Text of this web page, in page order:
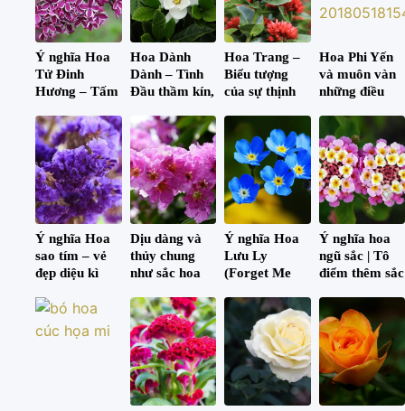
Ý nghĩa Hoa
Tử Đinh
Hương – Tấm
và sự hi sinh
cao cả!
Hoa Dành
Dành – Tình
Đầu thầm kín,
Hoa Trang –
Biểu tượng
của sự thịnh
túc
Hoa Phi Yến
và muôn vàn
những điều
chưa biết.
Ý nghĩa Hoa
sao tím – vẻ
đẹp diệu kì
bông hoa nhỏ
xinh
Dịu dàng và
thủy chung
như sắc hoa
Ý nghĩa Hoa
Lưu Ly
(Forget Me
chuyện tình
yêu thủy
chung.
Ý nghĩa hoa
ngũ sắc | Tô
điểm thêm sắc
sống